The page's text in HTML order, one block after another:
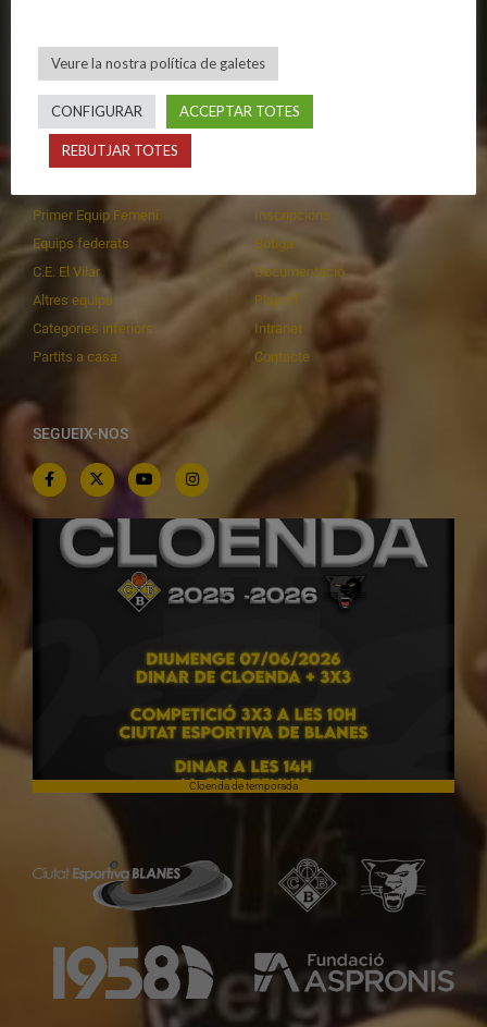
Privadesa a les xarxes
Patrocinadors
CALENDARIS
Primer Equip Femení
Equips federats
C.E. El Vilar
Altres equips
Categories inferiors
Partits a casa
Inscripcions
Botiga
Documentació
Playoff
Intranet
Contacte
SEGUEIX-NOS
Cloenda de temporada
Veure la nostra política de galetes
CONFIGURAR ACCEPTAR TOTES
REBUTJAR TOTES